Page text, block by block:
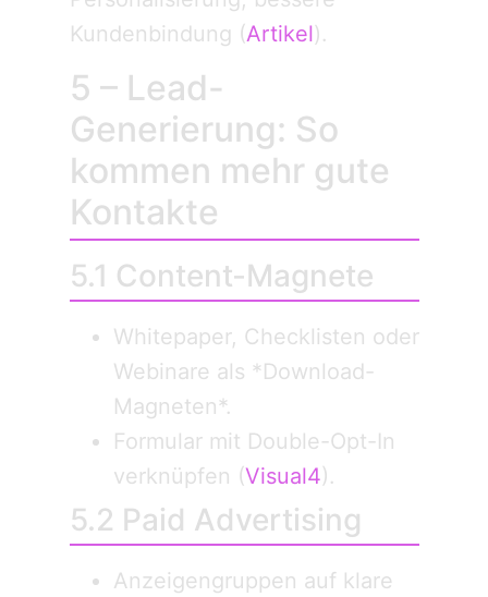
Kundenbindung (Artikel).
5 – Lead-
Generierung: So
kommen mehr gute
Kontakte
5.1 Content-Magnete
Whitepaper, Checklisten oder
Webinare als *Download-
Magneten*.
Formular mit Double-Opt-In
verknüpfen (Visual4).
5.2 Paid Advertising
Anzeigengruppen auf klare